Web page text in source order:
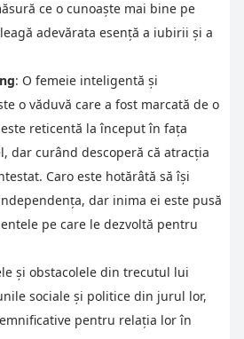
ce o cunoaște mai bine pe
adevărata esență a iubirii și a
: O femeie inteligentă și
o văduvă care a fost marcată de o
reticentă la început în fața
dar curând descoperă că atracția
Caro este hotărâtă să își
dar inima ei este pusă
pe care le dezvoltă pentru
și obstacolele din trecutul lui
sociale și politice din jurul lor,
pentru relația lor în